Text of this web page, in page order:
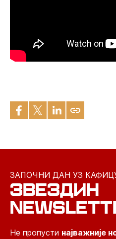
ЗАПОЧНИ ДАН УЗ
ЗВЕЗДИН
Не пропусти најважније